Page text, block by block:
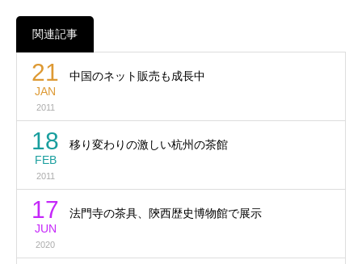
関連記事
21
JAN
2011
中国のネット販売も成長中
18
FEB
2011
移り変わりの激しい杭州の茶館
17
JUN
2020
法門寺の茶具、陝西歴史博物館で展示